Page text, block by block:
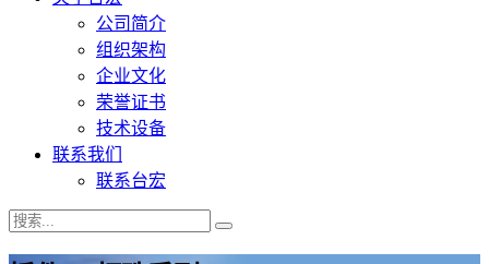
公司简介
组织架构
企业文化
荣誉证书
技术设备
联系我们
联系台宏